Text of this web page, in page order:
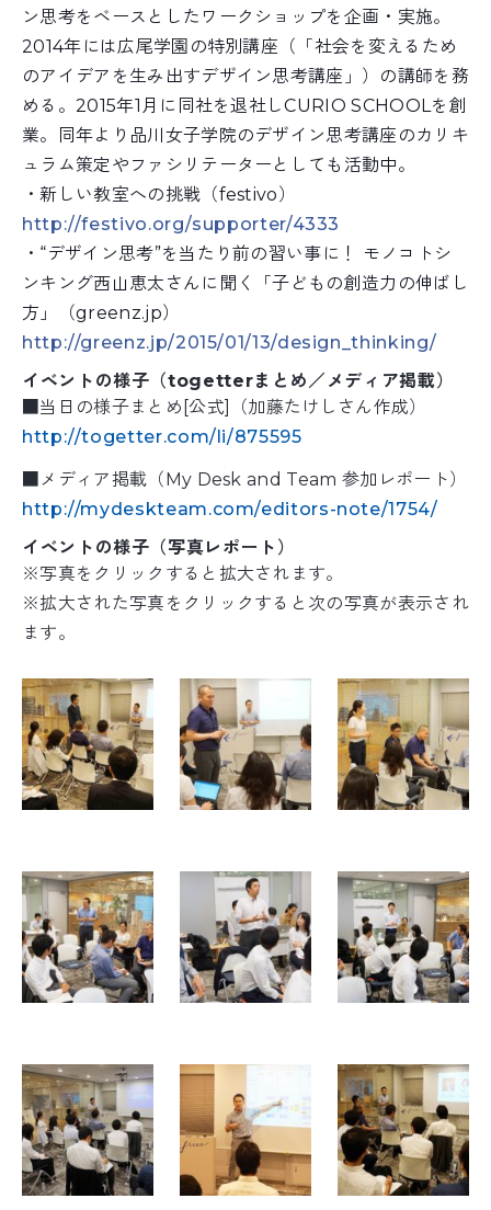
ン思考をベースとしたワークショップを企画・実施。
2014年には広尾学園の特別講座（「社会を変えるため
のアイデアを生み出すデザイン思考講座」）の講師を務
める。2015年1月に同社を退社しCURIO SCHOOLを創
業。同年より品川女子学院のデザイン思考講座のカリキ
ュラム策定やファシリテーターとしても活動中。
・新しい教室への挑戦（festivo）
http://festivo.org/supporter/4333
・“デザイン思考”を当たり前の習い事に！ モノコトシ
ンキング西山恵太さんに聞く「子どもの創造力 の伸ばし
方」（greenz.jp）
http://greenz.jp/2015/01/13/design_thinking/
イベントの様子（togetterまとめ／メディア掲載）
■当日の様子まとめ[公式]（加藤たけしさん作成）
http://togetter.com/li/875595
■メディア掲載（My Desk and Team 参加レポート）
http://mydeskteam.com/editors-note/1754/
イベントの様子（写真レポート）
※写真をクリックすると拡大されます。
※拡大された写真をクリックすると次の写真が表示され
ます。